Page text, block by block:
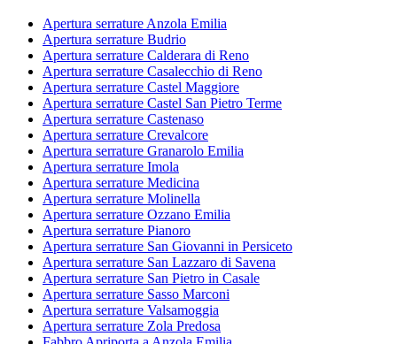
Apertura serrature Anzola Emilia
Apertura serrature Budrio
Apertura serrature Calderara di Reno
Apertura serrature Casalecchio di Reno
Apertura serrature Castel Maggiore
Apertura serrature Castel San Pietro Terme
Apertura serrature Castenaso
Apertura serrature Crevalcore
Apertura serrature Granarolo Emilia
Apertura serrature Imola
Apertura serrature Medicina
Apertura serrature Molinella
Apertura serrature Ozzano Emilia
Apertura serrature Pianoro
Apertura serrature San Giovanni in Persiceto
Apertura serrature San Lazzaro di Savena
Apertura serrature San Pietro in Casale
Apertura serrature Sasso Marconi
Apertura serrature Valsamoggia
Apertura serrature Zola Predosa